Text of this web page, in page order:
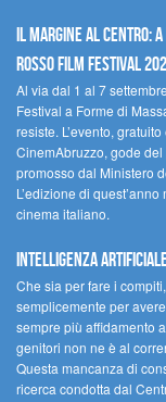
Il margine al centro:
Rosso Film Festival
Al via dal 1 al 7
Festival a Forme di
resiste. L’evento,
CinemAbruzzo, gode
promosso dal Ministero
L’edizione di
cinema italiano.
Intelligenza
Che sia per fare i
semplicemente per
sempre più affidamento
genitori non ne è al
Questa mancanza di
ricerca condotta dal